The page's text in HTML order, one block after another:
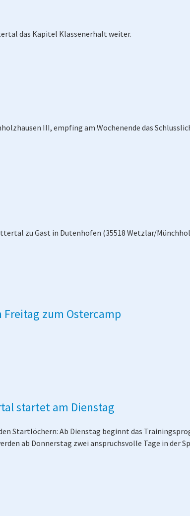
das Kapitel Klassenerhalt weiter.
III, empfing am Wochenende das
zu Gast in Dutenhofen (35518 Wetzlar/
Freitag zum Ostercamp
startet am Dienstag
Startlöchern: Ab Dienstag beginnt das
ab Donnerstag zwei anspruchsvolle Tage in der